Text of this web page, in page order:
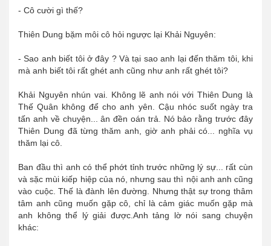
- Cô cười gì thế?
Thiên Dung bặm môi cô hỏi ngược lại Khải Nguyên:
- Sao anh biết tôi ở đây ? Và tại sao anh lại đến thăm tôi, khi
mà anh biết tôi rất ghét anh cũng như anh rất ghét tôi?
Khải Nguyên nhún vai. Không lẽ anh nói với Thiên Dung là
Thế Quân không để cho anh yên. Cậu nhóc suốt ngày tra
tấn anh về chuyện... ân đền oán trả. Nó bảo rằng trước đây
Thiên Dung đã từng thăm anh, giờ anh phải có... nghĩa vụ
thăm lại cô.
Ban đầu thì anh có thể phớt tỉnh trước những lý sự... rất cùn
và sặc mùi kiếp hiệp của nó, nhưng sau thì nội anh anh cũng
vào cuộc. Thế là đành lên đường. Nhưng thật sự trong thâm
tâm anh cũng muốn gặp cô, chỉ là cảm giác muốn gặp mà
anh không thể lý giải được.Anh tảng lờ nói sang chuyện
khác: